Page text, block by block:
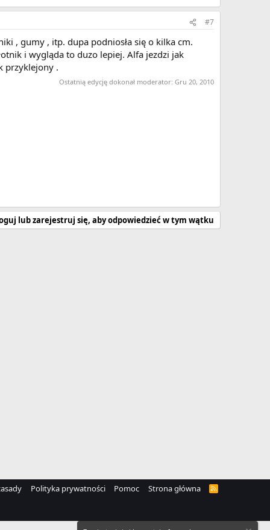
#7
, gumy , itp. dupa podniosła się o kilka cm.
i wygląda to duzo lepiej. Alfa jezdzi jak
przyklejony .
Ostatnią edycję dokonał moderator: Gru 20, 2010
lub zarejestruj się, aby odpowiedzieć w tym wątku
Polityka prywatności Pomoc Strona główna
R
S